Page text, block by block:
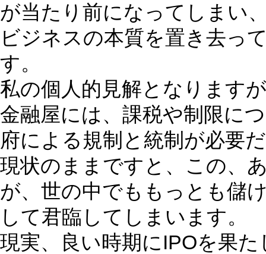
が当たり前になってしまい
ビジネスの本質を置き去っ
す。
私の個人的見解となります
金融屋には、課税や制限に
府による規制と統制が必要
現状のままですと、この、
が、世の中でももっとも儲
して君臨してしまいます。
現実、良い時期にIPOを果